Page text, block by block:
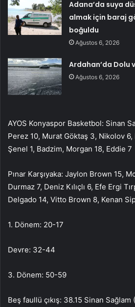
Adana’da suya
almak için baraj
boğuldu
Ağustos 6, 2026
Ardahan’da Dolu
Ağustos 6, 2026
AYOS Konyaspor Basketbol: Sinan
Perez 10, Murat Göktaş 3, Nikolov
Şenel 1, Badzim, Morgan 18, Eddie 7
Pınar Karşıyaka: Jaylon Brown 15,
Durmaz 7, Deniz Kılıçlı 6, Efe Ergi
Delgado 14, Vitto Brown 8, Kenan
1. Dönem: 20-17
Devre: 32-44
3. Dönem: 50-59
Beş faullü çıkış: 38.15 Sinan Sağlam